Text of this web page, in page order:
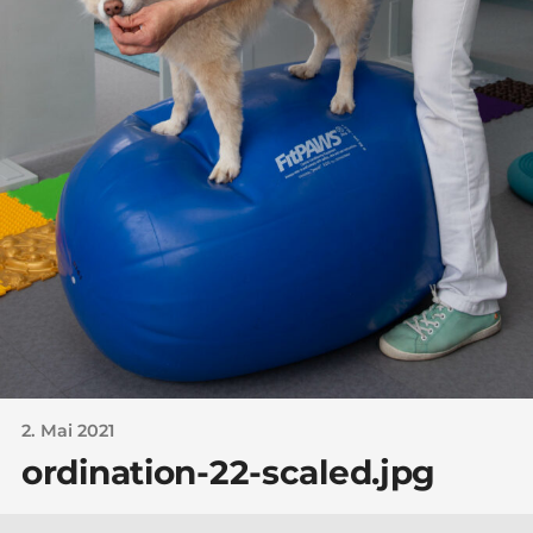
2. Mai 2021
ordination-22-scaled.jpg